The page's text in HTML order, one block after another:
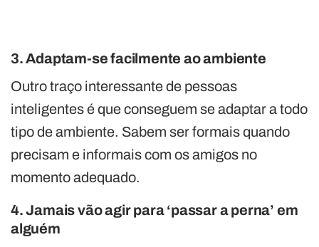
3. Adaptam-se facilmente ao ambiente
Outro traço interessante de pessoas
inteligentes é que conseguem se adaptar a todo
tipo de ambiente. Sabem ser formais quando
precisam e informais com os amigos no
momento adequado.
4. Jamais vão agir para ‘passar a perna’ em
alguém